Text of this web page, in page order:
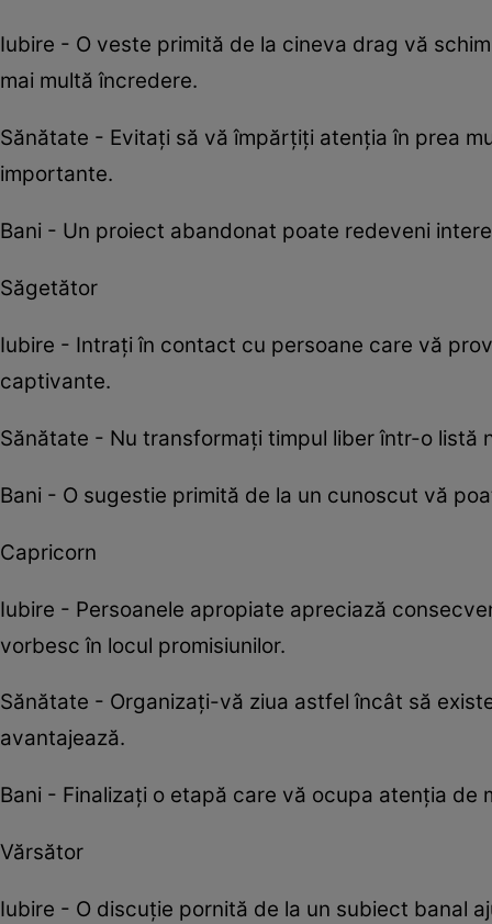
Iubire - O veste primită de la cineva drag vă
mai multă încredere.
Sănătate - Evitați să vă împărțiți atenția în prea
importante.
Bani - Un proiect abandonat poate redeveni
Săgetător
Iubire - Intrați în contact cu persoane care vă
captivante.
Sănătate - Nu transformați timpul liber într-o
Bani - O sugestie primită de la un cunoscut vă
Capricorn
Iubire - Persoanele apropiate apreciază
vorbesc în locul promisiunilor.
Sănătate - Organizați-vă ziua astfel încât să
avantajează.
Bani - Finalizați o etapă care vă ocupa atenția
Vărsător
Iubire - O discuție pornită de la un subiect banal